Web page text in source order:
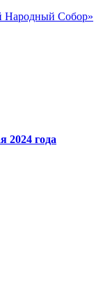
Народный Собор»
2024 года